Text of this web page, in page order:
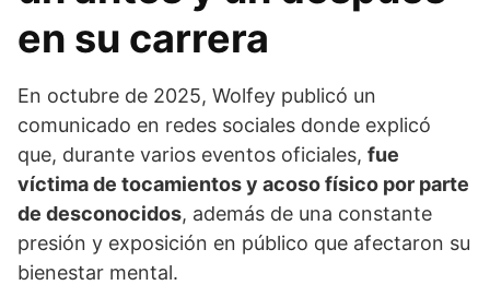
en su carrera
En octubre de 2025, Wolfey publicó un
comunicado en redes sociales donde explicó
que, durante varios eventos oficiales, fue
víctima de tocamientos y acoso físico por parte
de desconocidos, además de una constante
presión y exposición en público que afectaron su
bienestar mental.